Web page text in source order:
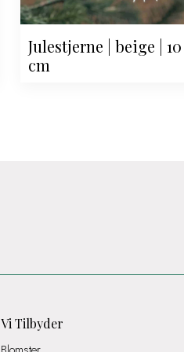
Julestjerne | beige | 10
cm
Vi Tilbyder